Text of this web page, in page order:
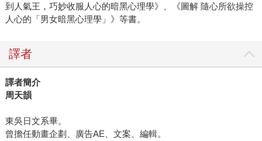
到人氣王，巧妙收服人心的暗黑心理學》、《圖解 隨心所欲操控
人心的「男女暗黑心理學」》等書。
譯者
譯者簡介
周天韻
東吳日文系畢。
曾擔任動畫企劃、廣告AE、文案、編輯。